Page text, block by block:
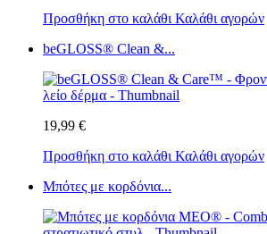
Προσθήκη στο καλάθι Καλάθι αγορών
beGLOSS® Clean &...
19,99 €
Προσθήκη στο καλάθι Καλάθι αγορών
Μπότες με κορδόνια...